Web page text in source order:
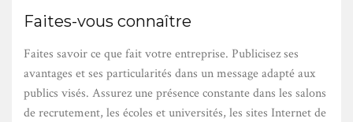
Faites-vous connaître
Faites savoir ce que fait votre entreprise. Publicisez ses
avantages et ses particularités dans un message adapté aux
publics visés. Assurez une présence constante dans les salons
de recrutement, les écoles et universités, les sites Internet de